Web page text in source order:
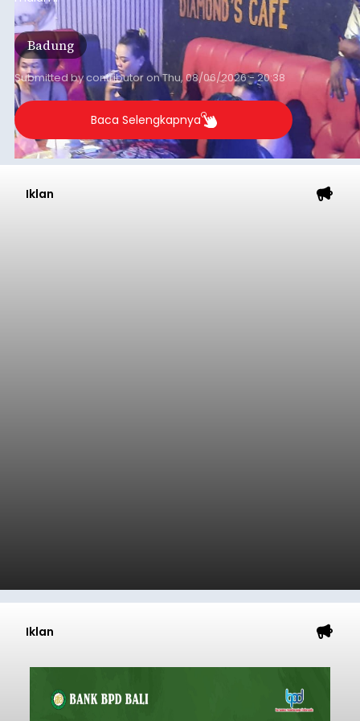
Badung
Submitted bycontributoronThu, 08/06/2026 - 20:38
Baca Selengkapnya
Iklan
Iklan